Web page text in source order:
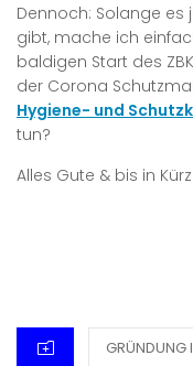
Dennoch: Solange
gibt, mache ich
baldigen Start des
der Corona
Hygiene- und
tun?
Alles Gute & bis in
CATEGORIES
GRÜNDUNG